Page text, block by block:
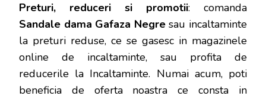
Preturi, reduceri si promotii: comanda
Sandale dama Gafaza Negresau incaltaminte
la preturi reduse, ce se gasesc in magazinele
online de incaltaminte, sau profita de
reducerile la Incaltaminte. Numai acum, poti
beneficia de oferta noastra ce consta in